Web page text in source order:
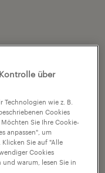
über
Technologien wie z. B.
Cookies
Sie Ihre Cookie-
anpassen", um
Sie auf "Alle
Cookies
und warum, lesen Sie in